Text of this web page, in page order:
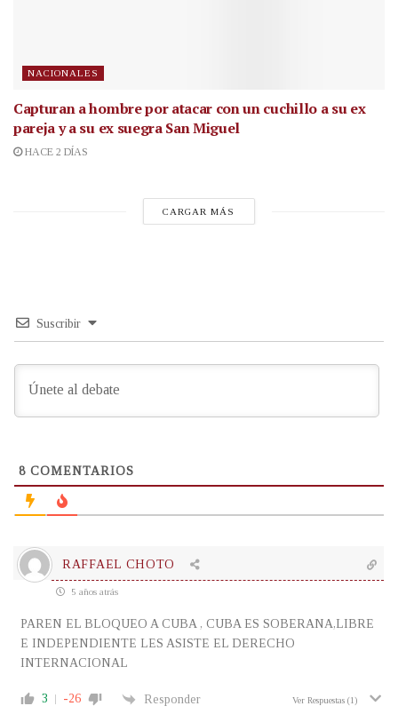
NACIONALES
Capturan a hombre por atacar con un cuchillo a su ex
pareja y a su ex suegra San Miguel
HACE 2 DÍAS
CARGAR MÁS
Suscribir
8 COMENTARIOS
RAFFAEL CHOTO
5 años atrás
PAREN EL BLOQUEO A CUBA , CUBA ES SOBERANA,LIBRE
E INDEPENDIENTE LES ASISTE EL DERECHO
INTERNACIONAL
3 -26 Responder Ver Respuestas (1)